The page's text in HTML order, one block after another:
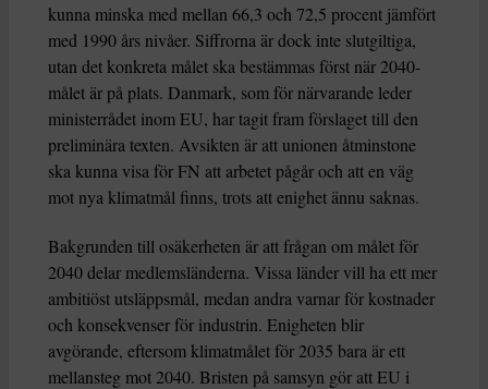
kunna minska med mellan 66,3 och 72,5 procent jämfört
med 1990 års nivåer. Siffrorna är dock inte slutgiltiga,
utan det konkreta målet ska bestämmas först när 2040-
målet är på plats. Danmark, som för närvarande leder
ministerrådet inom EU, har tagit fram förslaget till den
preliminära texten. Avsikten är att unionen åtminstone
ska kunna visa för FN att arbetet pågår och att en väg
mot nya klimatmål finns, trots att enighet ännu saknas.
Bakgrunden till osäkerheten är att frågan om målet för
2040 delar medlemsländerna. Vissa länder vill ha ett mer
ambitiöst utsläppsmål, medan andra varnar för kostnader
och konsekvenser för industrin. Enigheten blir
avgörande, eftersom klimatmålet för 2035 bara är ett
mellansteg mot 2040. Bristen på samsyn gör att EU i